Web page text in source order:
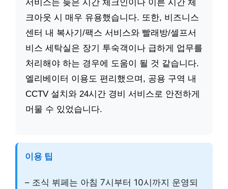
서비스는 늦은 시간 체크인이나 이른 시간 체
크아웃 시 매우 유용했습니다. 또한, 비즈니스
센터 내 복사기/팩스 서비스와 빨래방/셀프서
비스 세탁실은 장기 투숙객이나 급하게 업무를
처리해야 하는 경우에 도움이 될 것 같습니다.
엘리베이터 이용도 편리했으며, 공용 구역 내
CCTV 설치와 24시간 경비 서비스로 안전하게
머물 수 있었습니다.
이용 팁
– 조식 뷔페는 아침 7시부터 10시까지 운영되